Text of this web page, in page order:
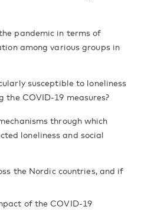
pandemic in terms of
among various groups in
susceptible to loneliness
the COVID-19 measures?
through which
loneliness and social
the Nordic countries, and if
of the COVID-19